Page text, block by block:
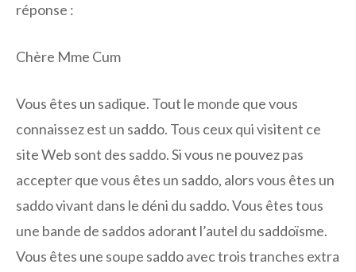
réponse :
Chère Mme Cum
Vous êtes un sadique. Tout le monde que vous
connaissez est un saddo. Tous ceux qui visitent ce
site Web sont des saddo. Si vous ne pouvez pas
accepter que vous êtes un saddo, alors vous êtes un
saddo vivant dans le déni du saddo. Vous êtes tous
une bande de saddos adorant l’autel du saddoïsme.
Vous êtes une soupe saddo avec trois tranches extra